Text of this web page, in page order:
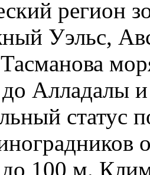
регион
Уэльс,
до Алладалы
статус
100 м.